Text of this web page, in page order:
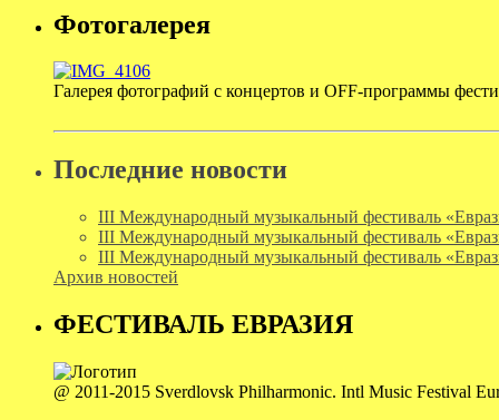
Фотогалерея
Галерея фотографий с концертов и OFF-программы
Последние новости
III Международный музыкальный фестиваль
III Международный музыкальный фестиваль
III Международный музыкальный фестиваль
Архив новостей
ФЕСТИВАЛЬ ЕВРАЗИЯ
@ 2011-2015 Sverdlovsk Philharmonic. Intl Music Festival